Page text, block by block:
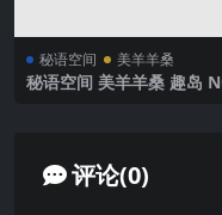
秘语空间 美羊羊桑
秘语空间 美羊羊桑 趣岛
评论(0)